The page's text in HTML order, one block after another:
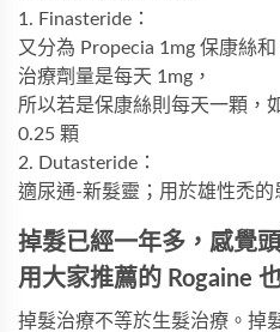
1. Finasteride：
又分為 Propecia 1mg 保康絲
治療劑量是每天 1mg，
所以若是保康絲則每天一顆，
0.25 顆
2. Dutasteride：
適尿通-新髮靈；用於雄性禿的
掉髮已經一年多，感覺
用大家推薦的 Rogaine
掉髮治療不等於生髮治療。掉